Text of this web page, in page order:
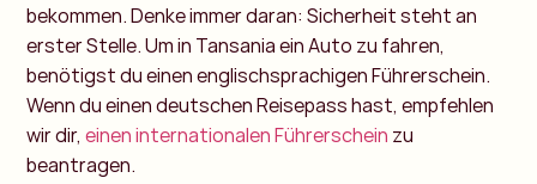
bekommen. Denke immer daran: Sicherheit steht an
erster Stelle. Um in Tansania ein Auto zu fahren,
benötigst du einen englischsprachigen Führerschein.
Wenn du einen deutschen Reisepass hast, empfehlen
wir dir,einen internationalen Führerschein zu
beantragen.